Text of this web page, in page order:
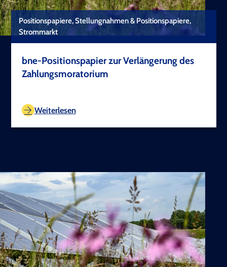
Positionspapiere, Stellungnahmen & Positionspapiere,
Strommarkt
bne-Positionspapier zur Verlängerung des
Zahlungsmoratorium
Weiterlesen